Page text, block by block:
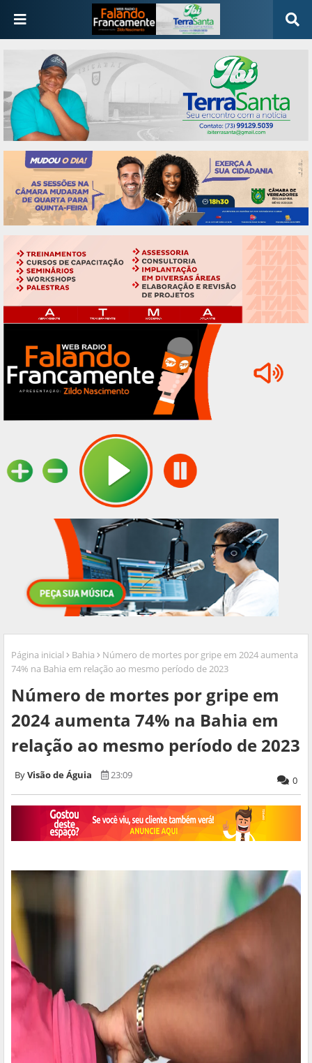
Página inicial Bahia
Número de mortes por gripe em 2024 aumenta
74% na Bahia em relação ao mesmo período de 2023
Número de mortes por gripe em
2024 aumenta 74% na Bahia em
relação ao mesmo período de 2023
Visão de Águia 23:09 0